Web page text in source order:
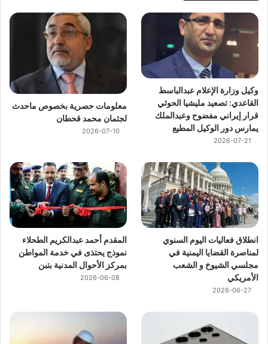
وكيل وزارة الإعلام عبدالباسط
القاعدي: تصعيد مليشيا الحوثي
قرار إيراني مفضوح وعبدالملك
يمارس دور الوكيل المطيع
2026-07-21
معلومات حصرية بخصوص ماحدث
لجثمان محمد قحطان
2026-07-10
انطلاق فعاليات اليوم السنوي
لمناصرة القضايا اليمنية في
مجلسي الشيوخ و الشعب
الأمريكي
2026-06-27
المقدم أحمد عبدالكريم الطحلاء
نموذج يحتذى في خدمة المواطن
بمركز الأحوال المدنية بتبن
2026-06-08